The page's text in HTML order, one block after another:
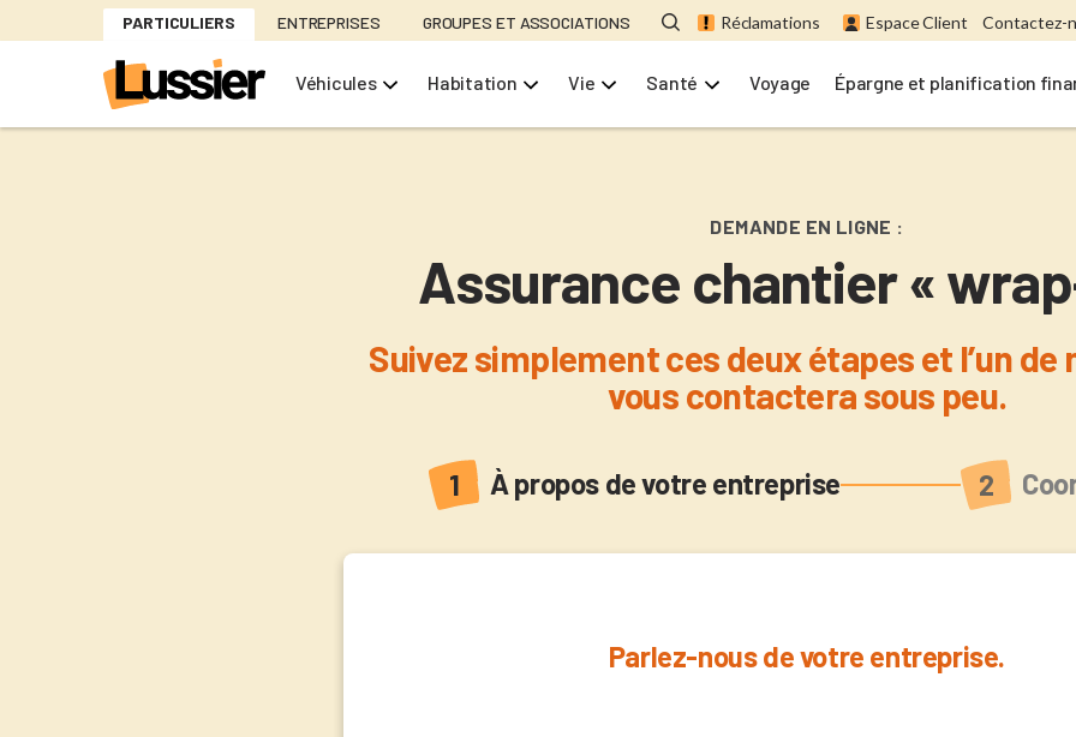
au
PARTICULIERS ENTREPRISES GROUPES ET ASSOCIATIONS Réclamations Espace Client Contactez-
Véhicules Habitation Vie Santé Voyage Épargne et planification
DEMANDE EN LIGNE :
Assurance chantier «
Suivez simplement ces deux étapes et l’un de
vous contactera sous peu.
Actuel
À propos de votre entreprise
Parlez-nous de votre entreprise.